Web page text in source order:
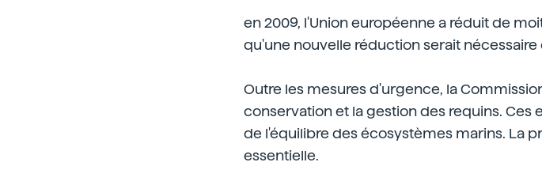
en 2009, l'Union européenne a réduit de
qu'une nouvelle réduction serait nécessaire
Outre les mesures d'urgence, la
conservation et la gestion des requins.
de l'équilibre des écosystèmes marins. La
essentielle.